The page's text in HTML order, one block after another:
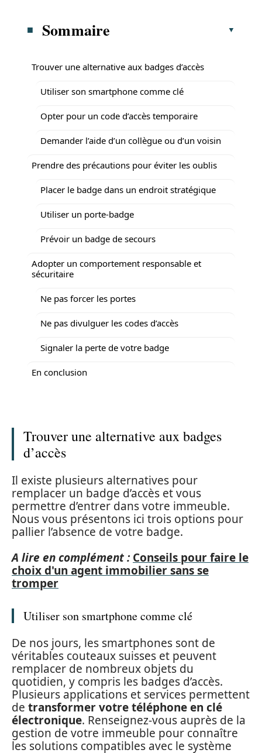
Sommaire
Trouver une alternative aux badges d’accès
Utiliser son smartphone comme clé
Opter pour un code d’accès temporaire
Demander l’aide d’un collègue ou d’un voisin
Prendre des précautions pour éviter les oublis
Placer le badge dans un endroit stratégique
Utiliser un porte-badge
Prévoir un badge de secours
Adopter un comportement responsable et
sécuritaire
Ne pas forcer les portes
Ne pas divulguer les codes d’accès
Signaler la perte de votre badge
En conclusion
Trouver une alternative aux badges
d’accès
Il existe plusieurs alternatives pour
remplacer un badge d’accès et vous
permettre d’entrer dans votre immeuble.
Nous vous présentons ici trois options pour
pallier l’absence de votre badge.
A lire en complément : Conseils pour faire le
choix d'un agent immobilier sans se
tromper
Utiliser son smartphone comme clé
De nos jours, les smartphones sont de
véritables couteaux suisses et peuvent
remplacer de nombreux objets du
quotidien, y compris les badges d’accès.
Plusieurs applications et services permettent
de transformer votre téléphone en clé
électronique. Renseignez-vous auprès de la
gestion de votre immeuble pour connaître
les solutions compatibles avec le système